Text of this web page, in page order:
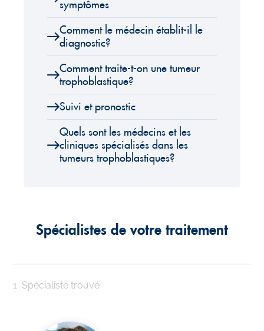
symptômes
Comment le médecin établit-il le
diagnostic?
Comment traite-t-on une tumeur
trophoblastique?
Suivi et pronostic
Quels sont les médecins et les
cliniques spécialisés dans les
tumeurs trophoblastiques?
Spécialistes de votre traitement
1 Spécialiste trouvé